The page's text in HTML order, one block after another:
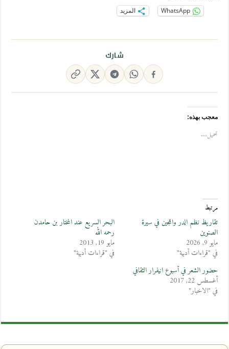
WhatsApp المزيد
شارك
معجب بهذه:
تحميل...
مرتبط
تقاريظ نظم الدر واللجين في سيرة
الصنوين
مايو 9, 2026
في "قراءات أدبية"
البحر السريع عند المختار بن حامدن
رحمه الله
مايو 19, 2013
في "قراءات أدبية"
حضور الشعر في أسبوع انيفرار الثقافي
أغسطس 22, 2017
في "الاخبار"